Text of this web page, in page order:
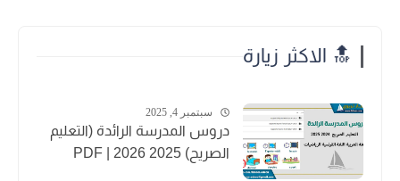
🔝 الاكثر زيارة
سبتمبر 4, 2025
دروس المدرسة الرائدة (التعليم
الصريح) 2025 2026 | PDF